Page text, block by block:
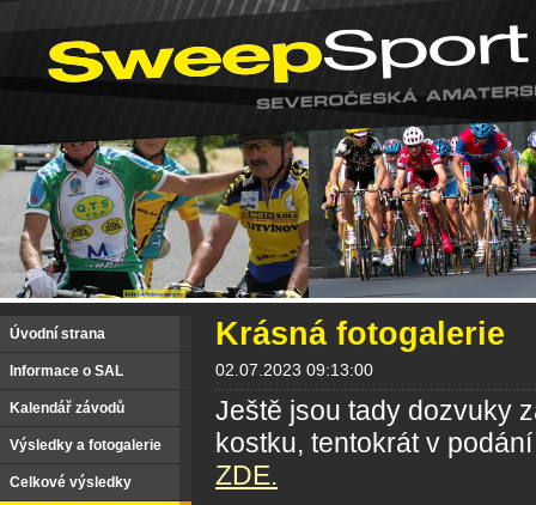
Úvodní strana
Informace o SAL
Kalendář závodů
Výsledky a fotogalerie
Celkové výsledky
Krásná fotogalerie
02.07.2023 09:13:00
Ještě jsou tady dozvuky
kostku, tentokrát v
ZDE.